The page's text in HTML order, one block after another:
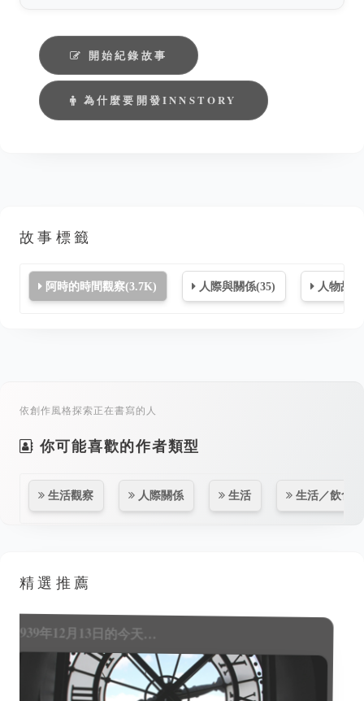
開始紀錄故事
為什麼要開發INNSTORY
故事標籤
阿時的時間觀察(3.7K) 人際與關係(35) 人物故
依創作風格探索正在書寫的人
你可能喜歡的作者類型
生活觀察 人際關係 生活 生活／飲食
精選推薦
1960年12月14日的今天…